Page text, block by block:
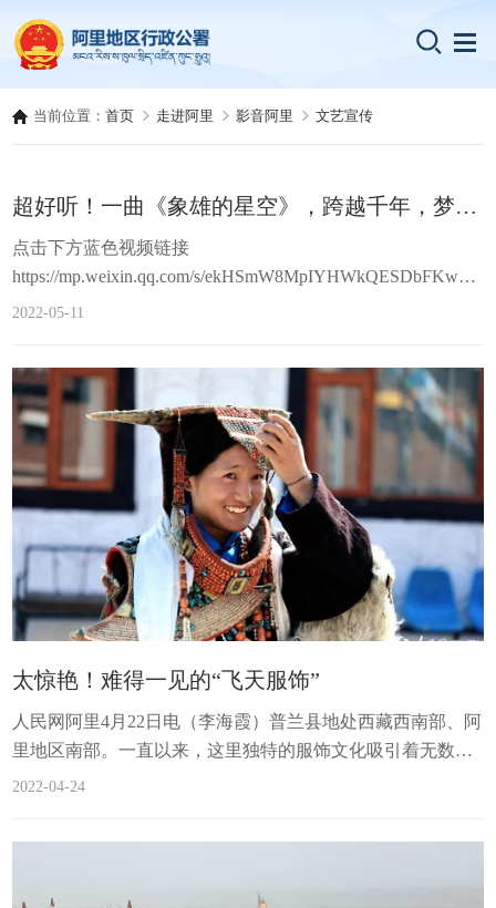
当前位置：首页 走进阿里 影音阿里 文艺宣传
超好听！一曲《象雄的星空》，跨越千年，梦回象雄
点击下方蓝色视频链接
https://mp.weixin.qq.com/s/ekHSmW8MpIYHWkQESDbFKw西
藏西部的阿里，象雄文明的起源地。冈底斯山、玛旁雍措、
星
2022-05-11
太惊艳！难得一见的“飞天服饰”
​人民网阿里4月22日电（李海霞）普兰县地处西藏西南部、阿
里地区南部。一直以来，这里独特的服饰文化吸引着无数人
的目光。普兰服饰拥有上千年历史，是国家级非物质文化遗
支“宣”舞，便可让人感受到别样的非遗文化。身着“飞天服
2022-04-24